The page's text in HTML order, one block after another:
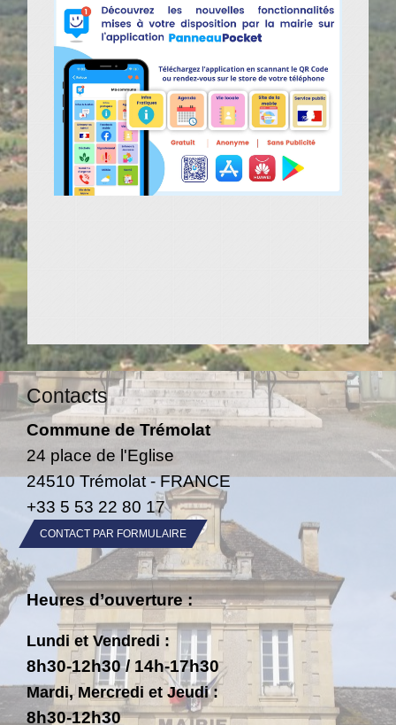
Contacts
Commune de Trémolat
24 place de l'Eglise
24510 Trémolat - FRANCE
+33 5 53 22 80 17
CONTACT PAR FORMULAIRE
Heures d’ouverture :
Lundi et Vendredi :
8h30-12h30 / 14h-17h30
Mardi, Mercredi et Jeudi :
8h30-12h30